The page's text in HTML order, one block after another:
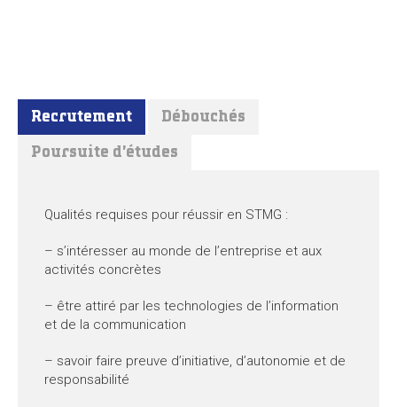
Recrutement Débouchés
Poursuite d'études
Qualités requises pour réussir en STMG :
– s’intéresser au monde de l’entreprise et aux
activités concrètes
– être attiré par les technologies de l’information
et de la communication
– savoir faire preuve d’initiative, d’autonomie et de
responsabilité